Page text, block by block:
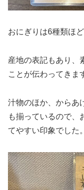
おにぎりは6種類ほ
産地の表記もあり、
ことが伝わってきま
汁物のほか、からあ
も揃っているので、
てやすい印象でした。